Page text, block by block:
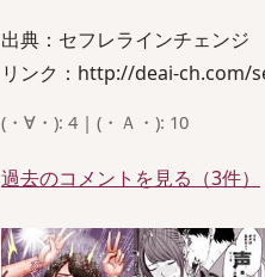
出典：セフレラインチェンジ
リンク：http://deai-ch.com/
(・∀・): 4 | (・Ａ・): 10
過去のコメントを見る（3件）